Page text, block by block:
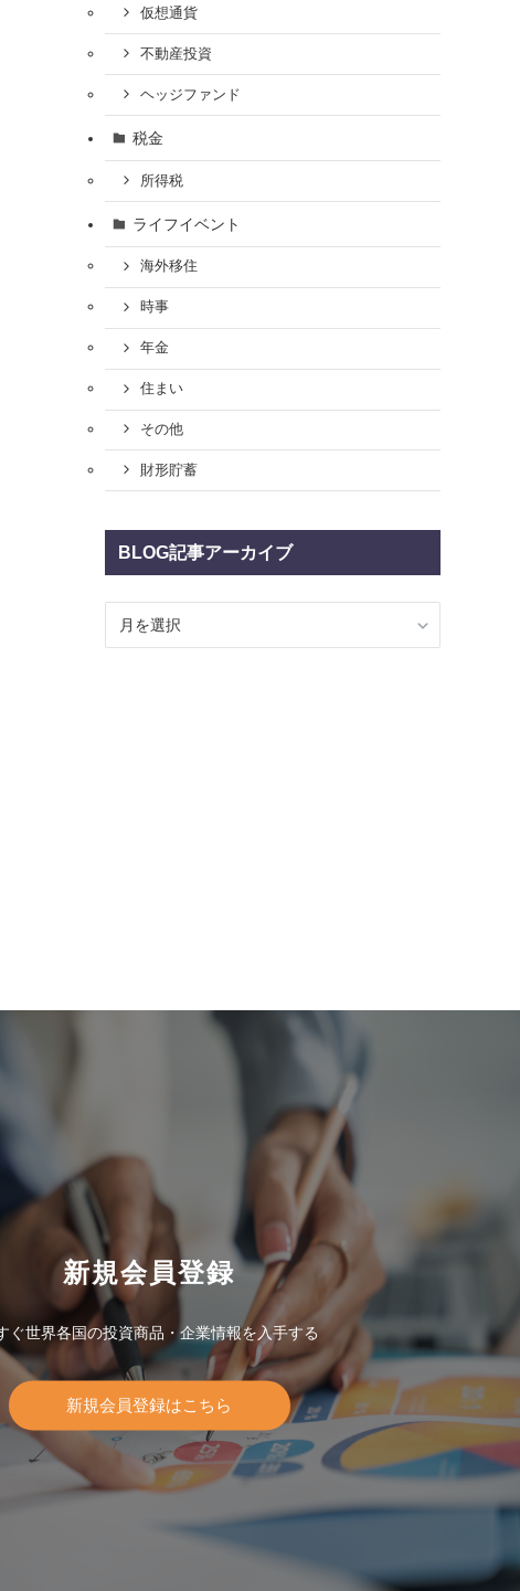
仮想通貨
不動産投資
ヘッジファンド
税金
所得税
ライフイベント
海外移住
時事
年金
住まい
その他
財形貯蓄
BLOG記事アーカイブ
新規会員登録
ぐ世界各国の投資商品・企業情報を入手する
新規会員登録はこちら